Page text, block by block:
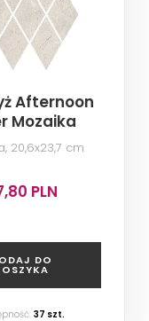
Afternoon
Mozaika
Romb
Pillow
20,6x23,7 cm
PLN
DO
37 szt.